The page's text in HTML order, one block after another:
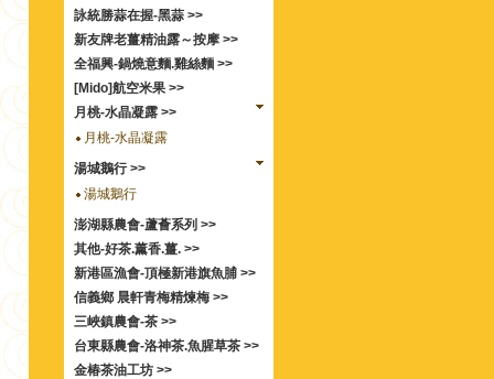
詠統勝蒜在握-黑蒜 >>
新友牌老薑精油露～按摩 >>
全福興-鍋燒意麵.雞絲麵 >>
[Mido]航空米果 >>
月桃-水晶凝露 >>
月桃-水晶凝露
湯城鵝行 >>
湯城鵝行
澎湖縣農會-蘆薈系列 >>
其他-好茶.薰香.薑. >>
新港區漁會-頂極新港旗魚脯 >>
信義鄉 晨軒青梅精煉梅 >>
三峽鎮農會-茶 >>
台東縣農會-洛神茶.魚腥草茶 >>
金椿茶油工坊 >>